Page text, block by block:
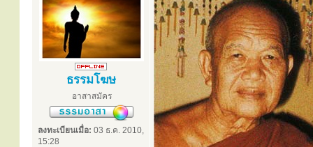
ธรรมโฆษ
อาสาสมัคร
ลงทะเบียนเมื่อ: 03 ธ.ค. 2010,
15:28